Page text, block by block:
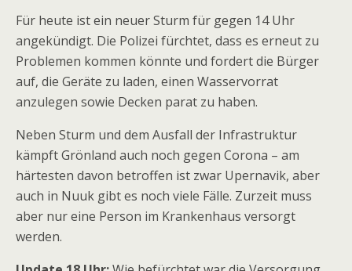
Für heute ist ein neuer Sturm für gegen 14 Uhr
angekündigt. Die Polizei fürchtet, dass es erneut zu
Problemen kommen könnte und fordert die Bürger
auf, die Geräte zu laden, einen Wasservorrat
anzulegen sowie Decken parat zu haben.
Neben Sturm und dem Ausfall der Infrastruktur
kämpft Grönland auch noch gegen Corona – am
härtesten davon betroffen ist zwar Upernavik, aber
auch in Nuuk gibt es noch viele Fälle. Zurzeit muss
aber nur eine Person im Krankenhaus versorgt
werden.